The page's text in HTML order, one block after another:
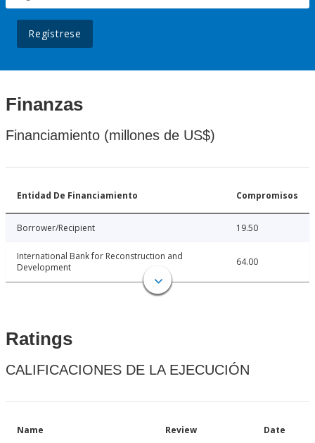
Regístrese
Finanzas
Financiamiento (millones de US$)
Entidad De Financiamiento Compromisos
Borrower/Recipient 19.50
International Bank for Reconstruction and
Development
64.00
Ratings
CALIFICACIONES DE LA EJECUCIÓN
Name Review Date